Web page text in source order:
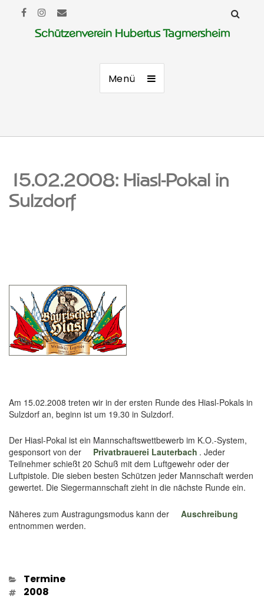
Schützenverein Hubertus Tagmersheim
Menü
15.02.2008: Hiasl-Pokal in
Sulzdorf
Am 15.02.2008 treten wir in der ersten Runde des Hiasl-Pokals in
Sulzdorf an, beginn ist um 19.30 in Sulzdorf.
Der Hiasl-Pokal ist ein Mannschaftswettbewerb im K.O.-System,
gesponsort von der
Privatbrauerei Lauterbach . Jeder
Teilnehmer schießt 20 Schuß mit dem Luftgewehr oder der
Luftpistole. Die sieben besten Schützen jeder Mannschaft werden
gewertet. Die Siegermannschaft zieht in die nächste Runde ein.
Näheres zum Austragungsmodus kann der
Auschreibung
entnommen werden.
Kategorien
Termine
Schlagwörter
2008